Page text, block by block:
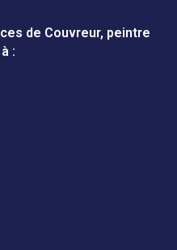
de Couvreur, peintre
: